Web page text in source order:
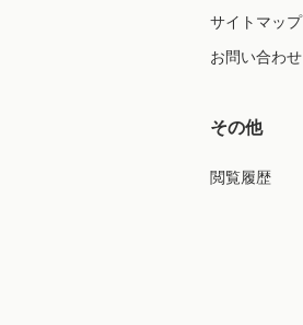
サイトマップ
お問い合わせ
その他
閲覧履歴